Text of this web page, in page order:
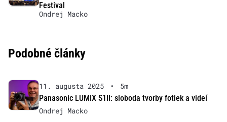
Festival
Ondrej Macko
Podobné články
11. augusta 2025 •
5m
Panasonic LUMIX S1II: sloboda tvorby fotiek a videí
Ondrej Macko